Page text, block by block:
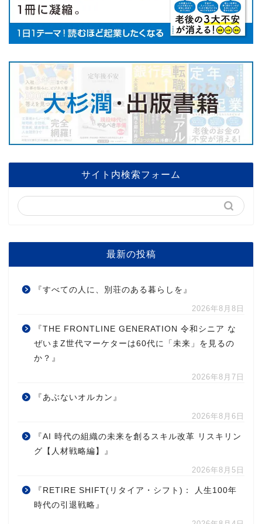
サイト内検索フォーム
最新の投稿
『すべての人に、別荘のある暮らしを』
2026年8月8日
『THE FRONTLINE GENERATION 令和シニア な
ぜいまZ世代マーケターは60代に「未来」を見るの
か？』
2026年8月7日
『あぶないオルカン』
2026年8月6日
『AI 時代の組織の未来を創るスキル改革 リスキリン
グ【人材戦略編】』
2026年8月5日
『RETIRE SHIFT(リタイア・シフト)： 人生100年
時代の引退戦略』